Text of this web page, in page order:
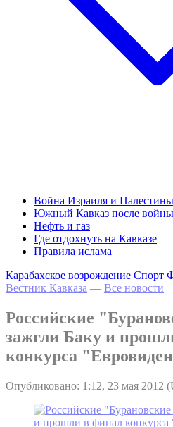
Война Израиля и
Южный Кавказ после войны
Нефть и газ
Где отдохнуть на Кавказе
Правила ислама
Карабахское возрождение Спорт
Вестник Кавказа — Все новости
Российские
зажгли Баку и
конкурса
Опубликовано: 1:12, 23 мая 2012